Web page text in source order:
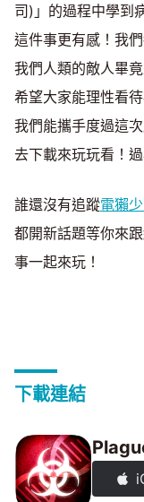
司)」的過程中學到
這件事更有感！我
我們人類的敵人畢
希望大家能理性看
我們能攜手度過這
去下載來玩玩看！
誰還沒有追蹤電獺
都開新話題等你來
事一起來玩！
下載連結